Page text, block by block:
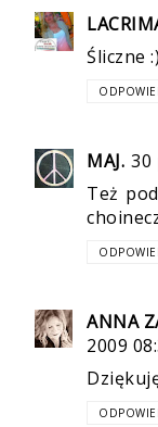
Śliczne :)
MAJ. 30
Też
ANNA
2009